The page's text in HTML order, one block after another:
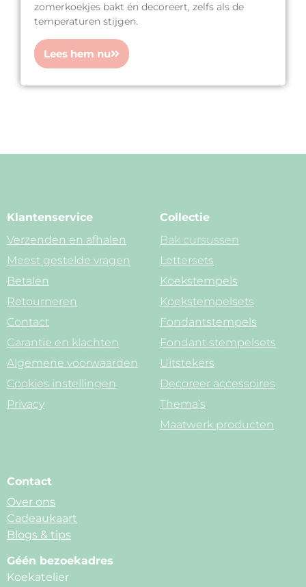
zomerkoekjes bakt én decoreert, zelfs als de
temperaturen stijgen.
Lees hem nu
Klantenservice
Verzenden en afhalen
Meest gestelde vragen
Betalen
Retourneren
Contact
Garantie en klachten
Algemene voorwaarden
Cookies instellingen
Privacy
Collectie
Bak cursussen
Lettersets
Koekstempels
Koekstempelsets
Fondantstempels
Fondant stempelsets
Uitstekers
Decoreer accessoires
Thema’s
Maatwerk producten
Contact
Over ons
Cadeaukaart
Blogs & tips
Géén bezoekadres
Koekatelier